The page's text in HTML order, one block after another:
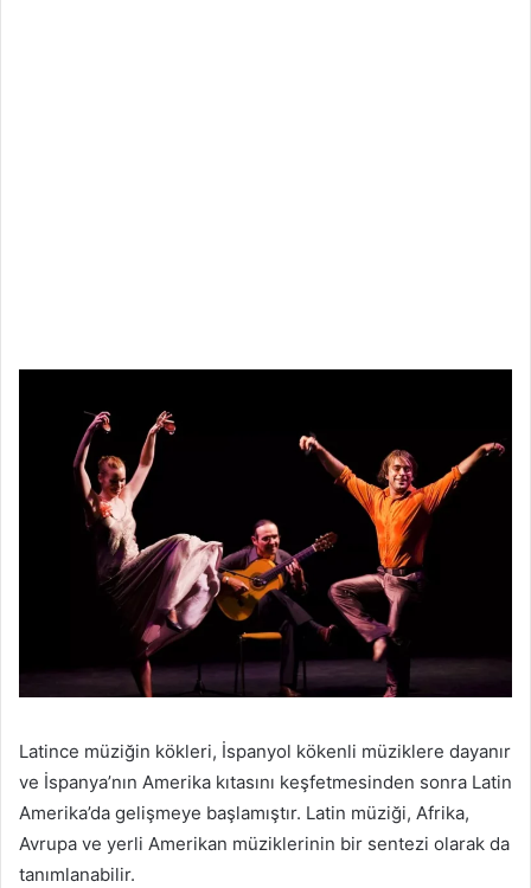
Latince müziğin kökleri, İspanyol kökenli müziklere dayanır
ve İspanya’nın Amerika kıtasını keşfetmesinden sonra Latin
Amerika’da gelişmeye başlamıştır. Latin müziği, Afrika,
Avrupa ve yerli Amerikan müziklerinin bir sentezi olarak da
tanımlanabilir.